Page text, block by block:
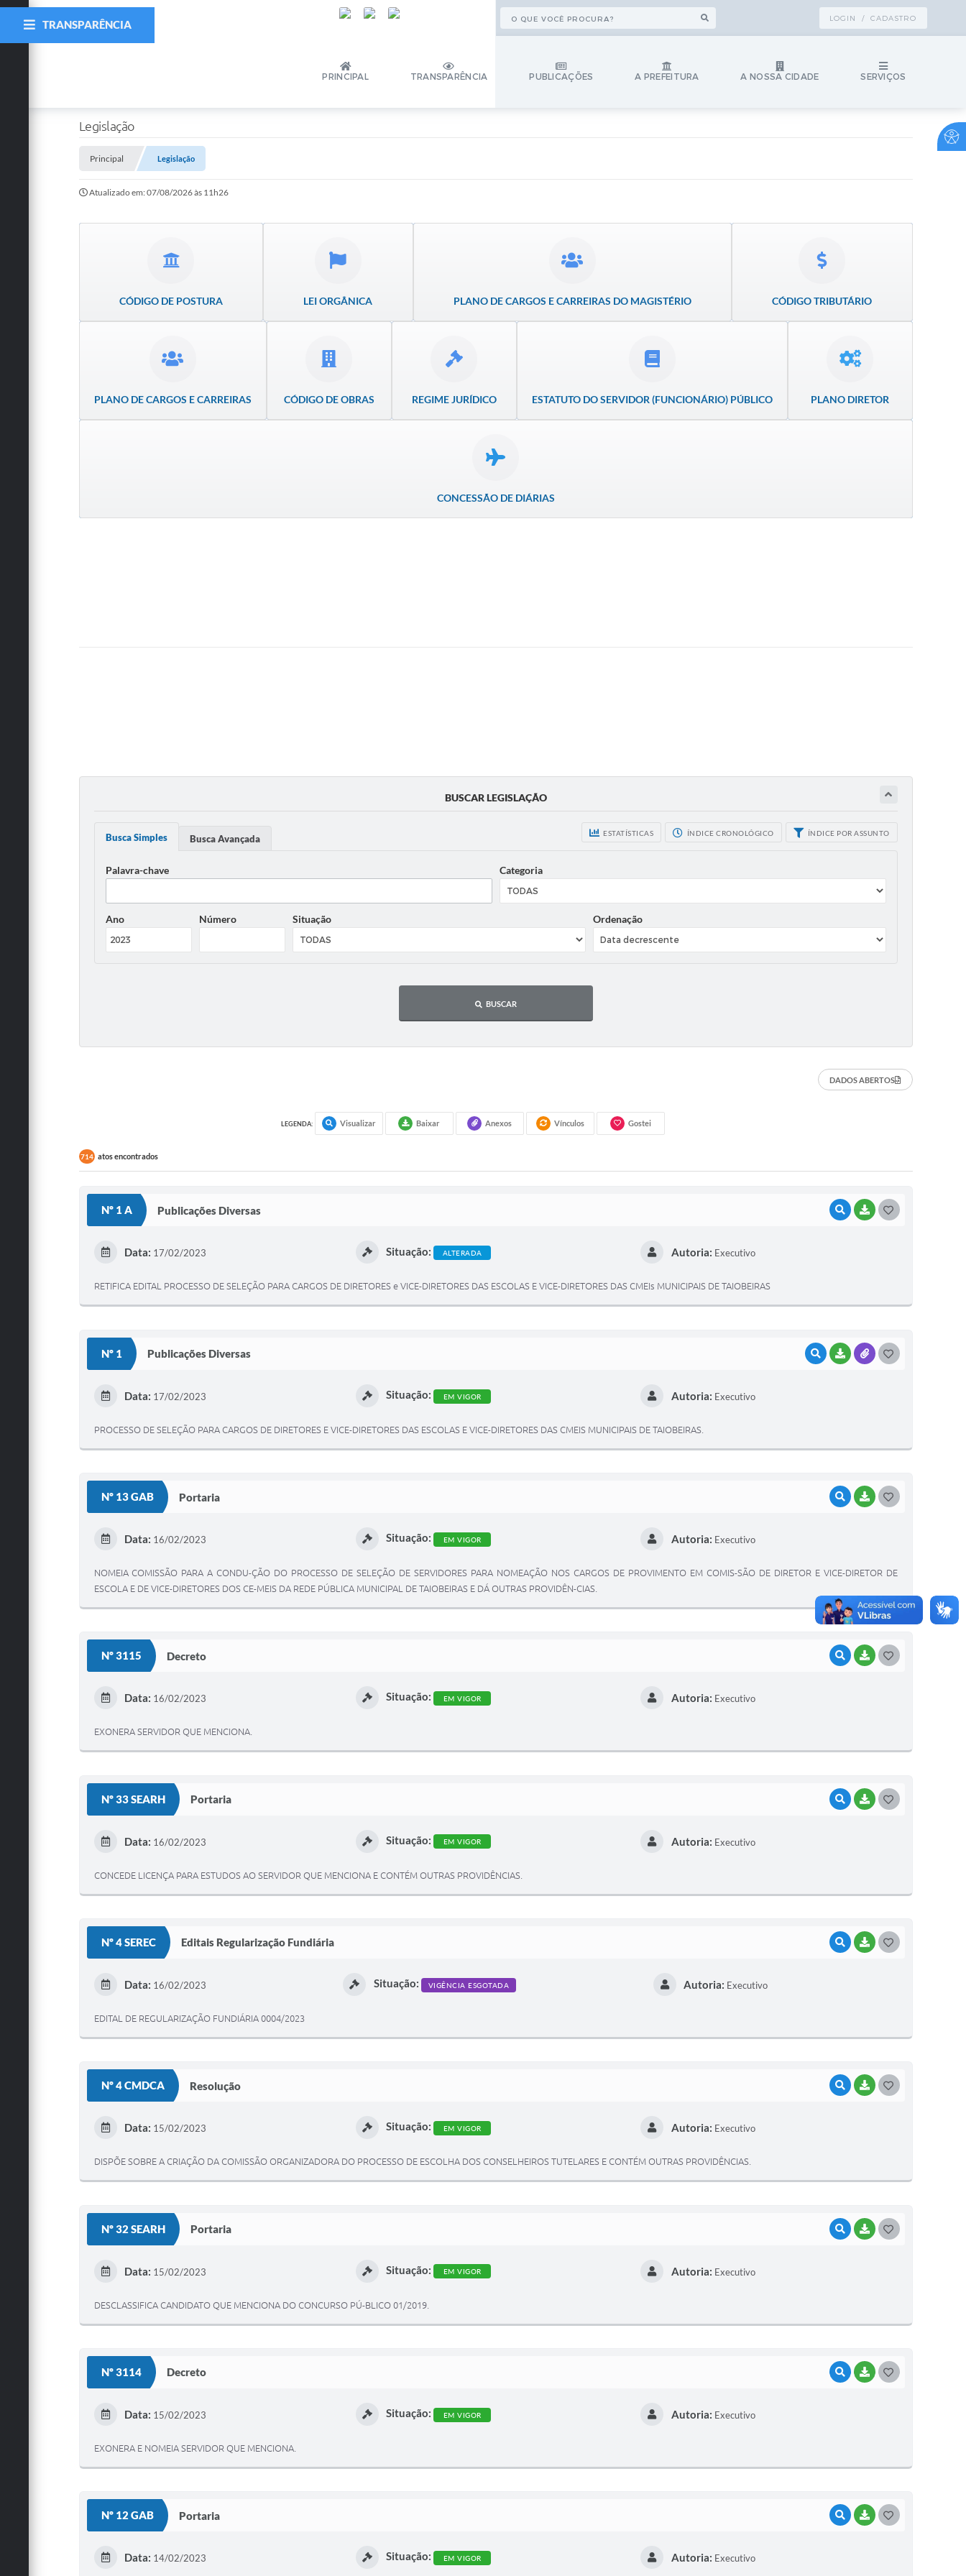
LOGIN / CADASTRO
PRINCIPAL TRANSPARÊNCIA PUBLICAÇÕES A PREFEITURA A NOSSA CIDADE SERVIÇOS
TRANSPARÊNCIA
Legislação
Principal Legislação
Atualizado em: 07/08/2026 às 11h26
CÓDIGO DE POSTURA LEI ORGÂNICA PLANO DE CARGOS E CARREIRAS DO MAGISTÉRIO CÓDIGO TRIBUTÁRIO
PLANO DE CARGOS E CARREIRAS CÓDIGO DE OBRAS REGIME JURÍDICO ESTATUTO DO SERVIDOR (FUNCIONÁRIO) PÚBLICO PLANO DIRETOR
CONCESSÃO DE DIÁRIAS
BUSCAR LEGISLAÇÃO
ESTATÍSTICAS ÍNDICE CRONOLÓGICO ÍNDICE POR ASSUNTO
Busca Simples Busca Avançada
Palavra-chave Categoria
Ano Número Situação Ordenação
BUSCAR
DADOS ABERTOS
LEGENDA: Visualizar Baixar Anexos Vínculos Gostei
714 atos encontrados
Nº 1 A Publicações Diversas VISUALIZAR
BAIXARG
Data: 17/02/2023 Situação: ALTERADA Autoria: Executivo
RETIFICA EDITAL PROCESSO DE SELEÇÃO PARA CARGOS DE DIRETORES e VICE-DIRETORES DAS ESCOLAS E VICE-DIRETORES DAS CMEIs MUNICIPAIS DE TAIOBEIRAS
Nº 1 Publicações Diversas VISUALIZAR
BAIXARANEXOS
G
Data: 17/02/2023 Situação: EM VIGOR Autoria: Executivo
PROCESSO DE SELEÇÃO PARA CARGOS DE DIRETORES E VICE-DIRETORES DAS ESCOLAS E VICE-DIRETORES DAS CMEIS MUNICIPAIS DE TAIOBEIRAS.
Nº 13 GAB Portaria VISUALIZAR
BAIXARG
I
Data: 16/02/2023 Situação: EM VIGOR Autoria: Executivo
NOMEIA COMISSÃO PARA A CONDU-ÇÃO DO PROCESSO DE SELEÇÃO DE SERVIDORES PARA NOMEAÇÃO NOS CARGOS DE PROVIMENTO EM COMIS-SÃO DE DIRETOR E VICE-DIRETOR DE
ESCOLA E DE VICE-DIRETORES DOS CE-MEIS DA REDE PÚBLICA MUNICIPAL DE TAIOBEIRAS E DÁ OUTRAS PROVIDÊN-CIAS.
Nº 3115 Decreto VISUALIZAR
BAIXARG
Data: 16/02/2023 Situação: EM VIGOR Autoria: Executivo
EXONERA SERVIDOR QUE MENCIONA.
Nº 33 SEARH Portaria VISUALIZAR
BAIXARG
Data: 16/02/2023 Situação: EM VIGOR Autoria: Executivo
CONCEDE LICENÇA PARA ESTUDOS AO SERVIDOR QUE MENCIONA E CONTÉM OUTRAS PROVIDÊNCIAS.
Nº 4 SEREC Editais Regularização Fundiária VISUALIZAR
BAIXARG
Data: 16/02/2023 Situação: VIGÊNCIA ESGOTADA Autoria: Executivo
EDITAL DE REGULARIZAÇÃO FUNDIÁRIA 0004/2023
Nº 4 CMDCA Resolução VISUALIZAR
BAIXARG
Data: 15/02/2023 Situação: EM VIGOR Autoria: Executivo
DISPÕE SOBRE A CRIAÇÃO DA COMISSÃO ORGANIZADORA DO PROCESSO DE ESCOLHA DOS CONSELHEIROS TUTELARES E CONTÉM OUTRAS PROVIDÊNCIAS.
Nº 32 SEARH Portaria VISUALIZAR
BAIXARG
Data: 15/02/2023 Situação: EM VIGOR Autoria: Executivo
DESCLASSIFICA CANDIDATO QUE MENCIONA DO CONCURSO PÚ-BLICO 01/2019.
Nº 3114 Decreto VISUALIZAR
BAIXARG
Data: 15/02/2023 Situação: EM VIGOR Autoria: Executivo
EXONERA E NOMEIA SERVIDOR QUE MENCIONA.
Nº 12 GAB Portaria VISUALIZAR
BAIXARG
Data: 14/02/2023 Situação: EM VIGOR Autoria: Executivo